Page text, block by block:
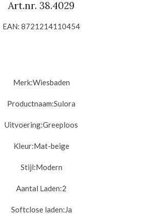
Art.nr. 38.4029
EAN: 8721214110454
Merk:Wiesbaden
Productnaam:Sulora
Uitvoering:Greeploos
Kleur:Mat-beige
Stijl:Modern
Aantal Laden:2
Softclose laden:Ja